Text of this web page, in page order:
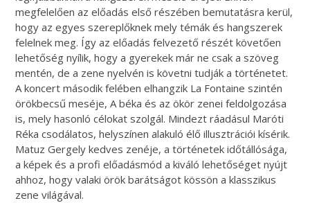
megfelelően az előadás első részében bemutatásra kerül,
hogy az egyes szereplőknek mely témák és hangszerek
felelnek meg. Így az előadás felvezető részét követően
lehetőség nyílik, hogy a gyerekek már ne csak a szöveg
mentén, de a zene nyelvén is követni tudják a történetet.
A koncert második felében elhangzik La Fontaine szintén
örökbecsű meséje, A béka és az ökör zenei feldolgozása
is, mely hasonló célokat szolgál. Mindezt ráadásul Maróti
Réka csodálatos, helyszínen alakuló élő illusztrációi kísérik.
Matuz Gergely kedves zenéje, a történetek időtállósága,
a képek és a profi előadásmód a kiváló lehetőséget nyújt
ahhoz, hogy valaki örök barátságot kössön a klasszikus
zene világával.